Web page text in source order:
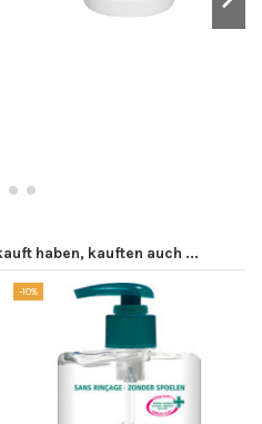
haben, kauften auch ...
-10%